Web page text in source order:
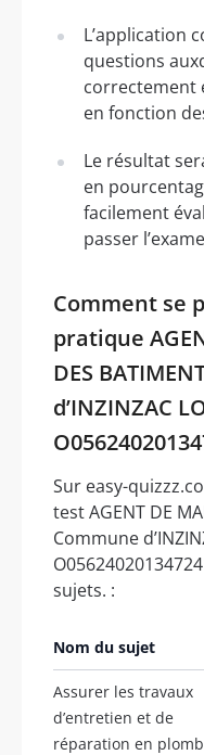
L’application
questions
correctement
en fonction
Le résultat
en
facilement
passer
Comment se
pratique
DES
d’INZINZAC
Sur easy-
test AGENT DE
Commune
sujets. :
Nom du sujet
Assurer les travaux
d’entretien et de
réparation en